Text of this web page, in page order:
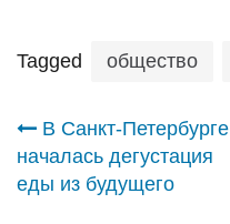
Tagged общество
Навигация
по
В Санкт-Петербурге
началась дегустация
еды из будущего